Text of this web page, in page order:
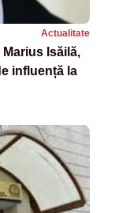
Actualitate
Isăilă,
influență la